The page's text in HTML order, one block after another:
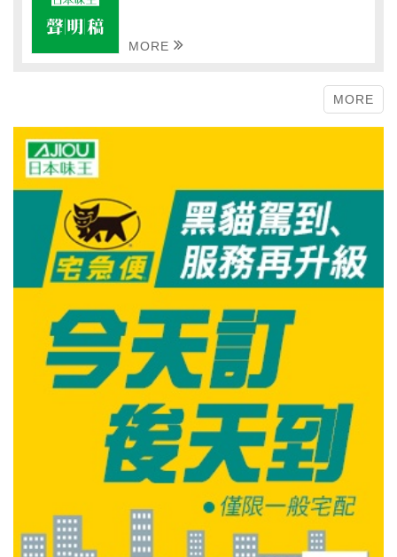
MORE
MORE